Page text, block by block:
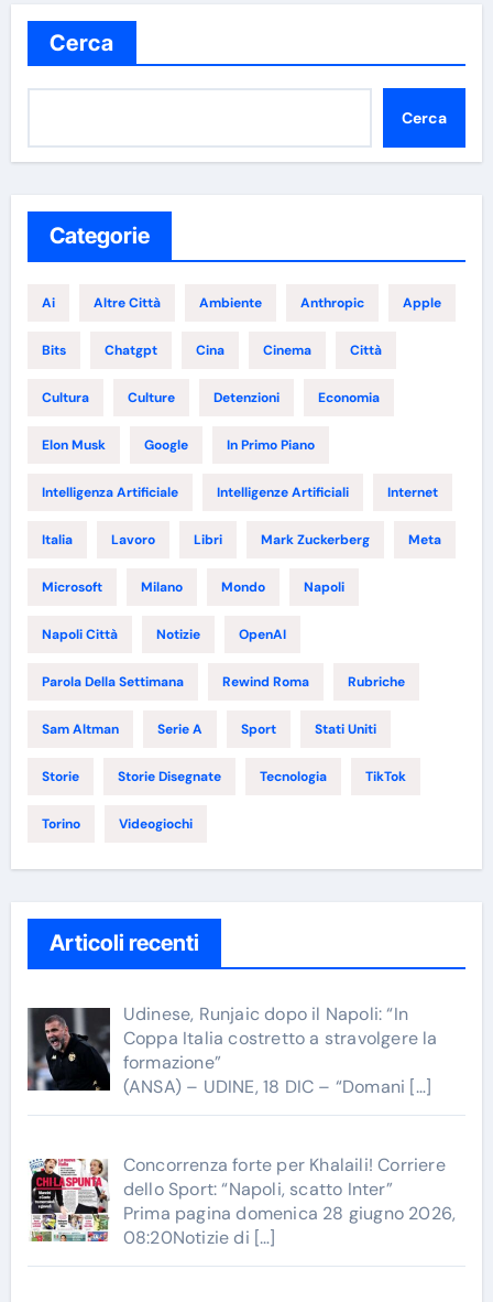
Cerca
Cerca
Categorie
Ai Altre Città Ambiente Anthropic Apple
Bits Chatgpt Cina Cinema Città
Cultura Culture Detenzioni Economia
Elon Musk Google In Primo Piano
Intelligenza Artificiale Intelligenze Artificiali Internet
Italia Lavoro Libri Mark Zuckerberg Meta
Microsoft Milano Mondo Napoli
Napoli Città Notizie OpenAI
Parola Della Settimana Rewind Roma Rubriche
Sam Altman Serie A Sport Stati Uniti
Storie Storie Disegnate Tecnologia TikTok
Torino Videogiochi
Articoli recenti
Udinese, Runjaic dopo il Napoli: “In
Coppa Italia costretto a stravolgere la
formazione”
(ANSA) – UDINE, 18 DIC – “Domani […]
Concorrenza forte per Khalaili! Corriere
dello Sport: “Napoli, scatto Inter”
Prima pagina domenica 28 giugno 2026,
08:20Notizie di […]